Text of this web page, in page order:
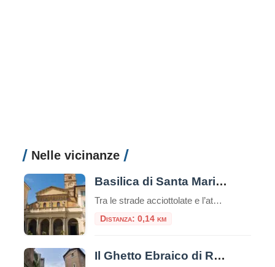
Nelle vicinanze
Basilica di Santa Maria in Trastevere
Tra le strade acciottolate e l’atmosfera bohémienne del quartiere Trastevere, sorge una delle più antiche e affascinanti chiese di Roma: la Basilica di Santa Maria in Trastevere. Un luogo che unisce spiritualità, storia e bellezza artistica in un unico colpo d’occhio. Un’antichità che affascina Secondo la tradizione, la basilica fu fondata nel III secolo d.C. […]
Distanza: 0,14 km
Il Ghetto Ebraico di Roma